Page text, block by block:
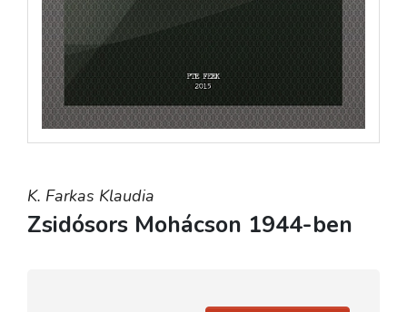
K. Farkas Klaudia
Zsidósors Mohácson 1944-ben